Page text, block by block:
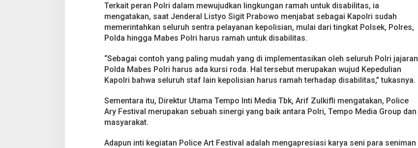
Terkait peran Polri dalam mewujudkan lingkungan ramah untuk disabilitas, ia
mengatakan, saat Jenderal Listyo Sigit Prabowo menjabat sebagai Kapolri sudah
memerintahkan seluruh sentra pelayanan kepolisian, mulai dari tingkat Polsek, Polres,
Polda hingga Mabes Polri harus ramah untuk disabilitas.
“Sebagai contoh yang paling mudah yang di implementasikan oleh seluruh Polri jajaran
Polda Mabes Polri harus ada kursi roda. Hal tersebut merupakan wujud Kepedulian
Kapolri bahwa seluruh staf lain kepolisian harus ramah terhadap disabilitas,” tukasnya.
Sementara itu, Direktur Utama Tempo Inti Media Tbk, Arif Zulkifli mengatakan, Police
Ary Festival merupakan sebuah sinergi yang baik antara Polri, Tempo Media Group dan
masyarakat.
Adapun inti kegiatan Police Art Festival adalah mengapresiasi karya seni para seniman